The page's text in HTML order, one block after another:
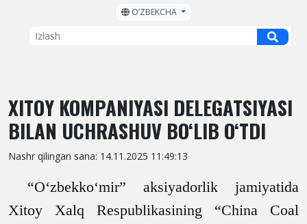
OʼZBEKCHA
XITOY KOMPANIYASI DELEGATSIYASI
BILAN UCHRASHUV BO‘LIB O‘TDI
Nashr qilingan sana: 14.11.2025 11:49:13
“O‘zbekko‘mir” aksiyadorlik jamiyatida
Xitoy Xalq Respublikasining “China Coal